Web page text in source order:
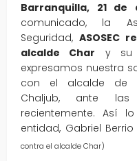
Barranquilla, 21 de
comunicado, la
Seguridad, ASOSEC
alcalde Char y su
expresamos nuestra
con el alcalde de
Chaljub, ante las
recientemente. Así
entidad, Gabriel Berrio
contra el alcalde Char)